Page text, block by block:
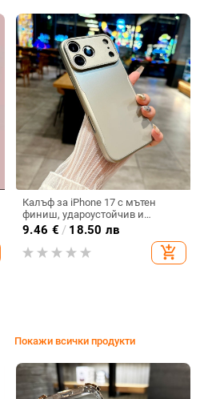
Калъф за iPhone 17 с мътен
финиш, удароустойчив и
антиотпечатък, тънък профил
9.46 € / 18.50 лв
add_shopping_cart
Покажи всички продукти